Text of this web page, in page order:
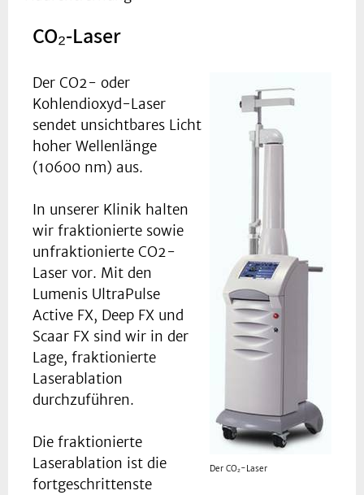
CO₂-Laser
Der CO₂-Laser
Der CO2- oder
Kohlendioxyd-Laser
sendet unsichtbares Licht
hoher Wellenlänge
(10600 nm) aus.
In unserer Klinik halten
wir fraktionierte sowie
unfraktionierte CO2-
Laser vor. Mit den
Lumenis UltraPulse
Active FX, Deep FX und
Scaar FX sind wir in der
Lage, fraktionierte
Laserablation
durchzuführen.
Die fraktionierte
Laserablation ist die
fortgeschrittenste